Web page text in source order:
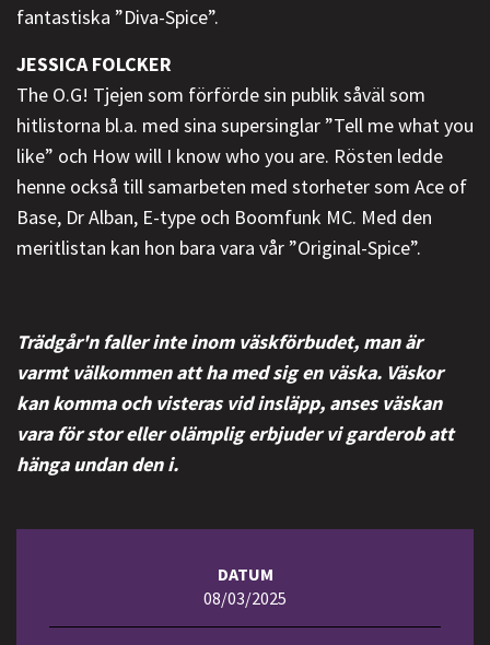
fantastiska ”Diva-Spice”.
JESSICA FOLCKER
The O.G! Tjejen som förförde sin publik såväl som
hitlistorna bl.a. med sina supersinglar ”Tell me what you
like” och How will I know who you are. Rösten ledde
henne också till samarbeten med storheter som Ace of
Base, Dr Alban, E-type och Boomfunk MC. Med den
meritlistan kan hon bara vara vår ”Original-Spice”.
Trädgår'n faller inte inom väskförbudet, man är
varmt välkommen att ha med sig en väska. Väskor
kan komma och visteras vid insläpp, anses väskan
vara för stor eller olämplig erbjuder vi garderob att
hänga undan den i.
DATUM
08/03/2025